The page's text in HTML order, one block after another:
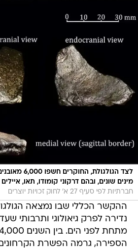
מינים שונים, ובהם דרקוני קומודו, תאו, איילים
חברתיות לפי סעיף 27 א' לחוק זכויות יוצרים
ההקשר הכללי שבו נמצאה
נדירה לפרק גיאולוגי ותרבותי
הספירה, גרמה הפשרת